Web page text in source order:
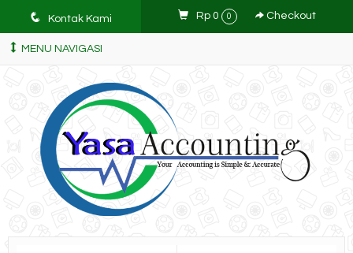
q Kontak Kami Rp 0 0 Checkout
MENU NAVIGASI